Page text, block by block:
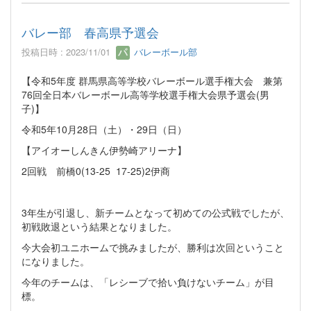
バレー部 春高県予選会
投稿日時 : 2023/11/01 バレーボール部
【令和5年度 群馬県高等学校バレーボール選手権大会 兼第
76回全日本バレーボール高等学校選手権大会県予選会(男
子)】
令和5年10月28日（土）・29日（日）
【アイオーしんきん伊勢崎アリーナ】
2回戦 前橋0(13-25 17-25)2伊商
3年生が引退し、新チームとなって初めての公式戦でしたが、
初戦敗退という結果となりました。
今大会初ユニホームで挑みましたが、勝利は次回ということ
になりました。
今年のチームは、「レシーブで拾い負けないチーム」が目
標。